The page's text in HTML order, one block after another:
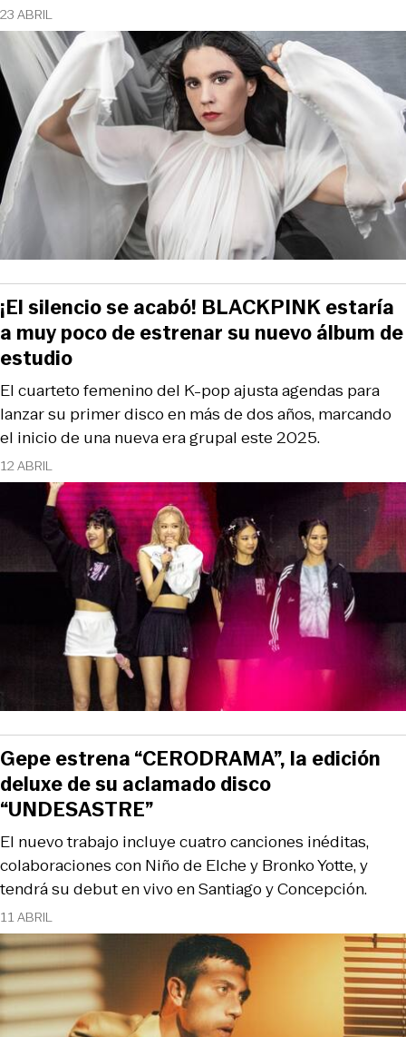
23 ABRIL
12 ABRIL
El cuarteto femenino del K-pop ajusta agendas para
lanzar su primer disco en más de dos años, marcando
el inicio de una nueva era grupal este 2025.
¡El silencio se acabó! BLACKPINK estaría
a muy poco de estrenar su nuevo álbum de
estudio
11 ABRIL
El nuevo trabajo incluye cuatro canciones inéditas,
colaboraciones con Niño de Elche y Bronko Yotte, y
tendrá su debut en vivo en Santiago y Concepción.
Gepe estrena “CERODRAMA”, la edición
deluxe de su aclamado disco
“UNDESASTRE”